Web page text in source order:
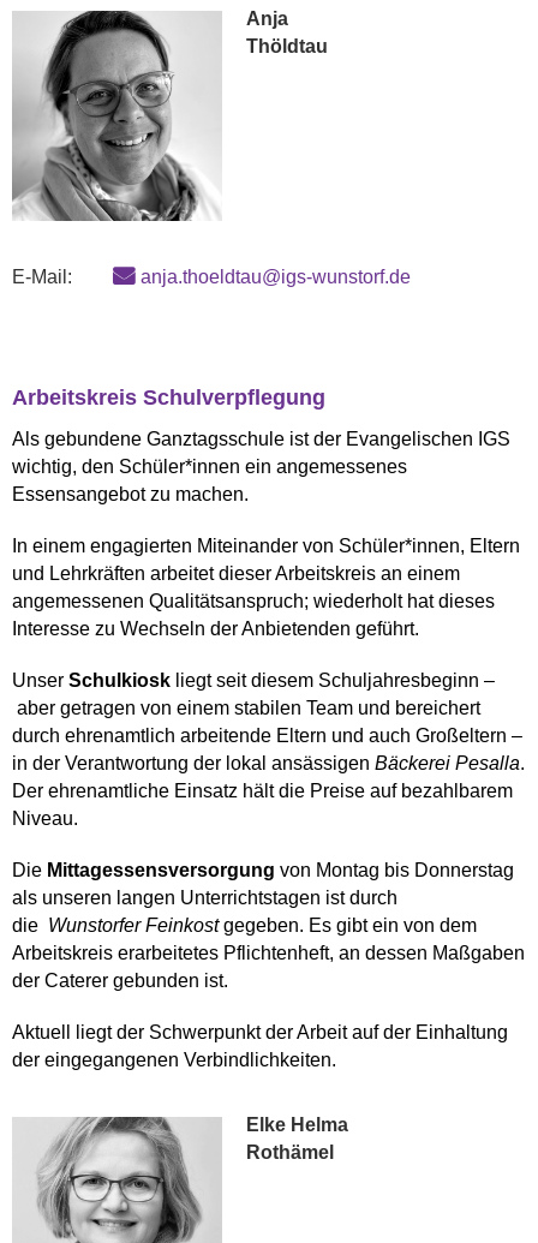
Anja
Thöldtau
E-Mail: anja.thoeldtau@igs-wunstorf.de
Arbeitskreis Schulverpflegung
Als gebundene Ganztagsschule ist der Evangelischen IGS
wichtig, den Schüler*innen ein angemessenes
Essensangebot zu machen.
In einem engagierten Miteinander von Schüler*innen, Eltern
und Lehrkräften arbeitet dieser Arbeitskreis an einem
angemessenen Qualitätsanspruch; wiederholt hat dieses
Interesse zu Wechseln der Anbietenden geführt.
Unser Schulkiosk liegt seit diesem Schuljahresbeginn –
aber getragen von einem stabilen Team und bereichert
durch ehrenamtlich arbeitende Eltern und auch Großeltern –
in der Verantwortung der lokal ansässigen Bäckerei Pesalla.
Der ehrenamtliche Einsatz hält die Preise auf bezahlbarem
Niveau.
Die Mittagessensversorgung von Montag bis Donnerstag
als unseren langen Unterrichtstagen ist durch
die Wunstorfer Feinkost gegeben. Es gibt ein von dem
Arbeitskreis erarbeitetes Pflichtenheft, an dessen Maßgaben
der Caterer gebunden ist.
Aktuell liegt der Schwerpunkt der Arbeit auf der Einhaltung
der eingegangenen Verbindlichkeiten.
Elke Helma
Rothämel